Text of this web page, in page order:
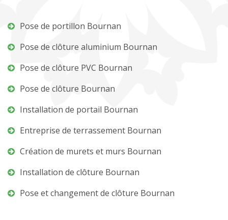
Pose de portillon Bournan
Pose de clôture aluminium Bournan
Pose de clôture PVC Bournan
Pose de clôture Bournan
Installation de portail Bournan
Entreprise de terrassement Bournan
Création de murets et murs Bournan
Installation de clôture Bournan
Pose et changement de clôture Bournan